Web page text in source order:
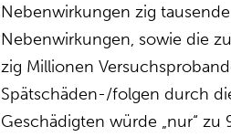
Nebenwirkungen zig
Nebenwirkungen, sowie die
zig Millionen
Spätschäden-/folgen durch
Geschädigten würde „nur“ zu